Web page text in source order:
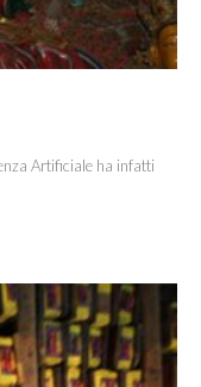
Artificiale ha infatti